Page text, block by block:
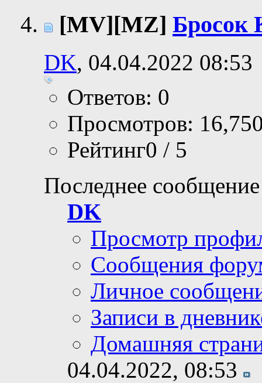
[MV][MZ] Бросок
DK, 04.04.2022 08:53
Ответов: 0
Просмотров:
Рейтинг0 / 5
Последнее
DK
Просмотр
Сообщения
Личное
Записи в
Домашняя
04.04.2022, 08:53